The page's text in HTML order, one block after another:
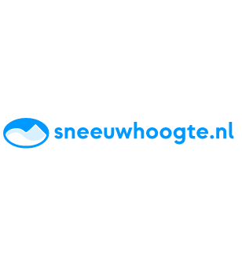
TipsReviewsLive updatesApp